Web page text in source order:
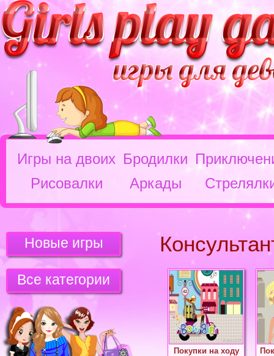
Игры на двоих Бродилки
Рисовалки
Аркады
Покупки на ходу
Новые игры
Все категории